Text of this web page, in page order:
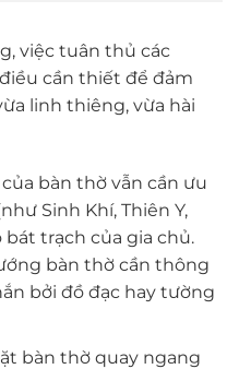
việc tuân thủ các
cần thiết để đảm
linh thiêng, vừa hài
bàn thờ vẫn cần ưu
Sinh Khí, Thiên Y,
bát trạch của gia chủ.
bàn thờ cần thông
bởi đồ đạc hay tường
bàn thờ quay ngang